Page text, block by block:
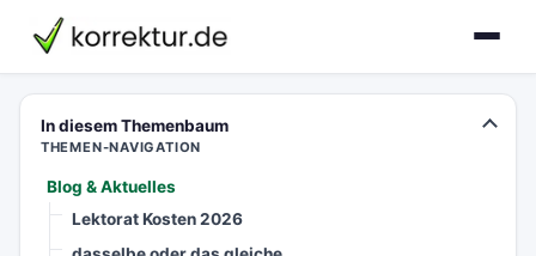
korrektur.de
In diesem Themenbaum
THEMEN-NAVIGATION
Blog & Aktuelles
Lektorat Kosten 2026